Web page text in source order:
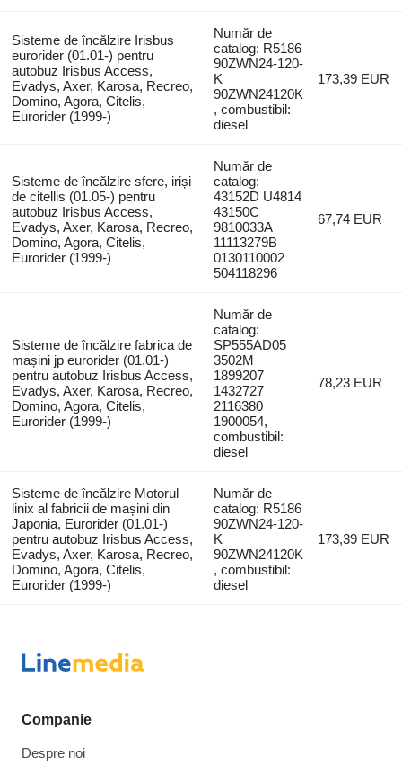
Sisteme de încălzire Irisbus
eurorider (01.01-) pentru
autobuz Irisbus Access,
Evadys, Axer, Karosa, Recreo,
Domino, Agora, Citelis,
Eurorider (1999-)
Număr de
catalog: R5186
90ZWN24-120-
K
90ZWN24120K
, combustibil:
diesel
173,39 EUR
Sisteme de încălzire sfere, iriși
de citellis (01.05-) pentru
autobuz Irisbus Access,
Evadys, Axer, Karosa, Recreo,
Domino, Agora, Citelis,
Eurorider (1999-)
Număr de
catalog:
43152D U4814
43150C
9810033A
11113279B
0130110002
504118296
67,74 EUR
Sisteme de încălzire fabrica de
mașini jp eurorider (01.01-)
pentru autobuz Irisbus Access,
Evadys, Axer, Karosa, Recreo,
Domino, Agora, Citelis,
Eurorider (1999-)
Număr de
catalog:
SP555AD05
3502M
1899207
1432727
2116380
1900054,
combustibil:
diesel
78,23 EUR
Sisteme de încălzire Motorul
linix al fabricii de mașini din
Japonia, Eurorider (01.01-)
pentru autobuz Irisbus Access,
Evadys, Axer, Karosa, Recreo,
Domino, Agora, Citelis,
Eurorider (1999-)
Număr de
catalog: R5186
90ZWN24-120-
K
90ZWN24120K
, combustibil:
diesel
173,39 EUR
Companie
Despre noi